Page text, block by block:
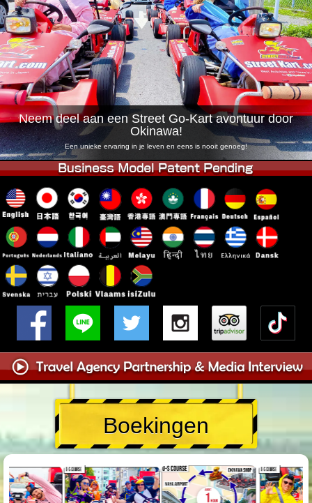
Bedrijf Boekingen
Winkel wijzigen
Tokyo Shinagawa Tokyo Akihabara#1
Tokyo Akihabara#2 Tokyo Shibuya
Tokyo Shibuya Annex Tokyo Bay
Tokyo Asakusa Osaka
Okinawa
Neem deel aan een Street Go-Kart avontuur door
Okinawa!
Een unieke ervaring in je leven en eens is nooit genoeg!
Boekingen